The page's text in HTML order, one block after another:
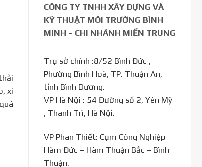
xi
CÔNG TY TNHH XÂY DỰNG VÀ
KỸ THUẬT MÔI TRƯỜNG BÌNH
MINH – CHI NHÁNH MIỀN TRUNG
Trụ sở chính :8/52 Bình Đức ,
Phường Bình Hoà, TP. Thuận An,
tỉnh Bình Dương.
VP Hà Nội : 54 Đường số 2, Yên Mỹ
, Thanh Trì, Hà Nội.
VP Phan Thiết: Cụm Công Nghiệp
Hàm Đức – Hàm Thuận Bắc – Bình
Thuận.